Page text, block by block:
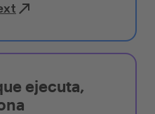
ejecuta,